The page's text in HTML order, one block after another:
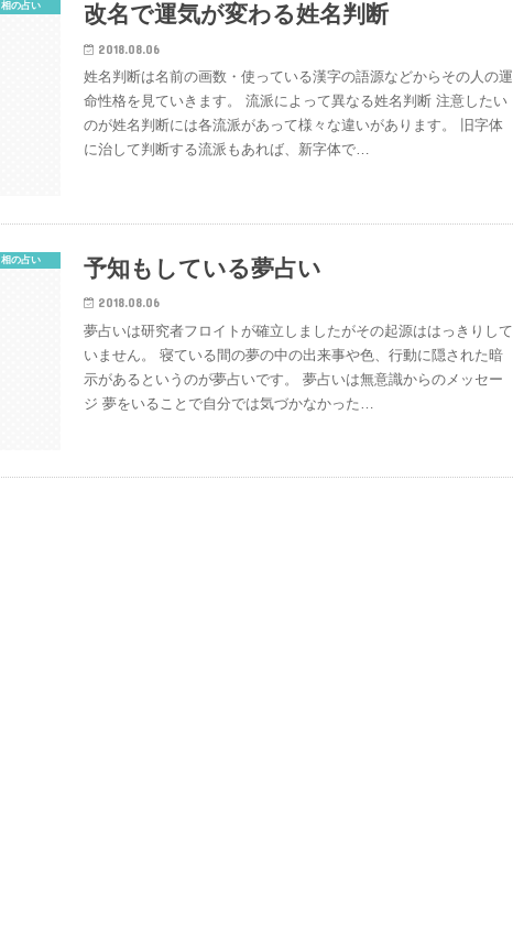
相の占い 改名で運気が変わる姓名判断
2018.08.06
姓名判断は名前の画数・使っている漢字の語源などからその人の運
命性格を見ていきます。 流派によって異なる姓名判断 注意したい
のが姓名判断には各流派があって様々な違いがあります。 旧字体
に治して判断する流派もあれば、新字体で…
相の占い 予知もしている夢占い
2018.08.06
夢占いは研究者フロイトが確立しましたがその起源ははっきりして
いません。 寝ている間の夢の中の出来事や色、行動に隠された暗
示があるというのが夢占いです。 夢占いは無意識からのメッセー
ジ 夢をいることで自分では気づかなかった…